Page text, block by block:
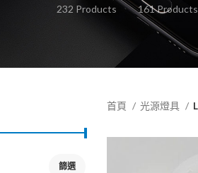
232 Products
161 Products
篩選
首頁 光源燈具